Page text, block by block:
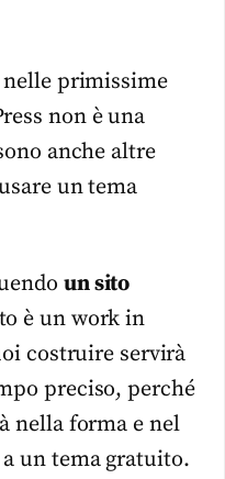
nelle primissime
non è una
anche altre
un tema
un sito
è un work in
costruire servirà
preciso, perché
nella forma e nel
un tema gratuito.